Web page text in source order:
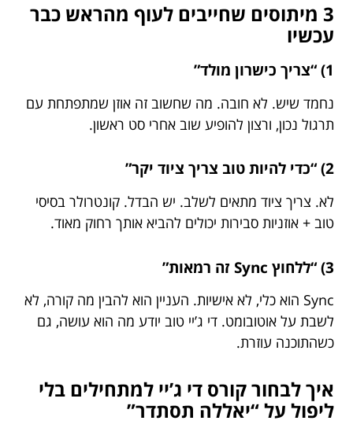
3 מיתוסים שחייבים לעוף מהראש כבר
עכשיו
1) “צריך כישרון מולד”
נחמד שיש. לא חובה. מה שחשוב זה אוזן שמתפתחת עם
תרגול נכון, ורצון להופיע שוב אחרי סט ראשון.
2) “כדי להיות טוב צריך ציוד יקר”
לא. צריך ציוד מתאים לשלב. יש הבדל. קונטרולר בסיסי
טוב + אוזניות סבירות יכולים להביא אותך רחוק מאוד.
3) “ללחוץ Sync זה רמאות”
Sync הוא כלי, לא אישיות. העניין הוא להבין מה קורה, לא
לשבת על אוטובומט. די ג’יי טוב יודע מה הוא עושה, גם
כשהתוכנה עוזרת.
איך לבחור קורס די ג’יי למתחילים בלי
ליפול על “יאללה תסתדר”